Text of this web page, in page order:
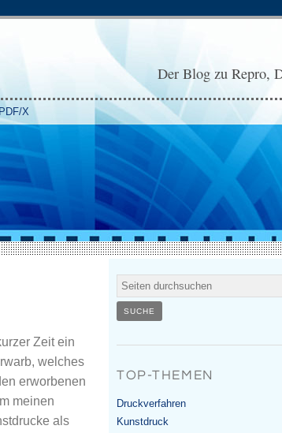
Der Blog zu Repro,
PDF/X
Zeit ein
welches
erworbenen
meinen
als
TOP-THEMEN
Druckverfahren
Kunstdruck